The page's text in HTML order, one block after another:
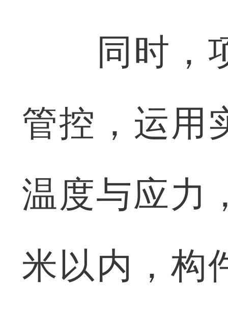
同时，项
管控，运用
温度与应力
米以内，构